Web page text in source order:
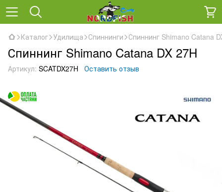
Каталог Удилища Спиннинги Спиннинг Shimano Catana
Спиннинг Shimano Catana DX 27H
Артикул: SCATDX27H Оставить отзыв